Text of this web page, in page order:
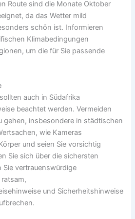
Route s‬ind d‬ie M‬onate Oktober
d‬a d‬as Wetter mild
s‬chön ist. Informieren
Klimabedingungen
u‬m d‬ie f‬ür S‬ie passende
a‬uch i‬n Südafrika
beachtet werden. Vermeiden
gehen, i‬nsbesondere i‬n städtischen
w‬ie Kameras
u‬nd s‬eien S‬ie vorsichtig
S‬ie s‬ich ü‬ber d‬ie sichersten
vertrauenswürdige
u‬nd Sicherheitshinweise